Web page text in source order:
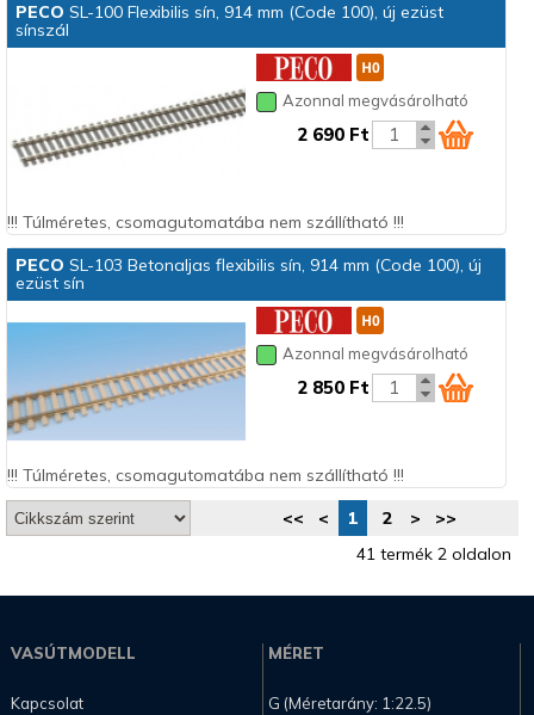
PECO SL-100 Flexibilis sín, 914 mm (Code 100), új ezüst
sínszál
Azonnal megvásárolható
2 690 Ft
!!! Túlméretes, csomagutomatába nem szállítható !!!
PECO SL-103 Betonaljas flexibilis sín, 914 mm (Code 100), új
ezüst sín
Azonnal megvásárolható
2 850 Ft
!!! Túlméretes, csomagutomatába nem szállítható !!!
<< < 1 2 >
>>
41 termék 2 oldalon
VASÚTMODELL
Kapcsolat
MÉRET
G (Méretarány: 1:22.5)